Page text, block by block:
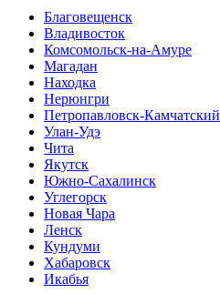
Благовещенск
Владивосток
Комсомольск-на-Амуре
Магадан
Находка
Нерюнгри
Петропавловск-Камчатский
Улан-Удэ
Чита
Якутск
Южно-Сахалинск
Углегорск
Новая Чара
Ленск
Кундуми
Хабаровск
Икабья